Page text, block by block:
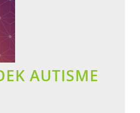
AUTISME